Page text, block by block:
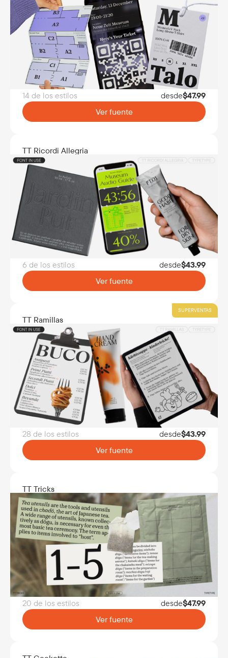
14 de los estilos desde$47.99
Ver fuente
TT Ricordi Allegria
6 de los estilos desde$43.99
Ver fuente
SUPERVENTAS
TT Ramillas
28 de los estilos desde$43.99
Ver fuente
TT Tricks
20 de los estilos desde$47.99
Ver fuente